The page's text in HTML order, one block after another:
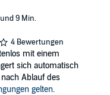
9 Min.
4 Bewertungen
mit einem
sich automatisch
Ablauf des
gelten.